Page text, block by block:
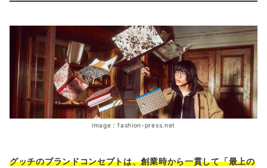
image：fashion-press.net
グッチのブランドコンセプトは、創業時から一貫して「最上の